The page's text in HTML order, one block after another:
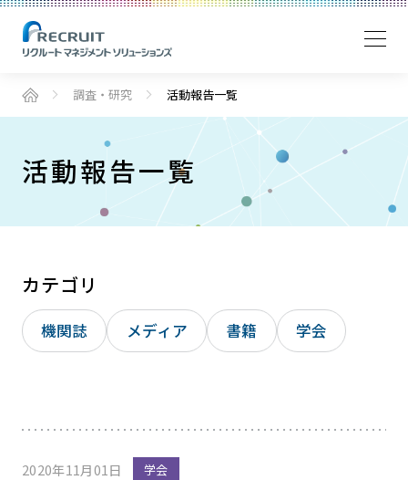
調査・研究 活動報告一覧
活動報告一覧
カテゴリ
機関誌 メディア 書籍 学会
2020年11月01日 学会